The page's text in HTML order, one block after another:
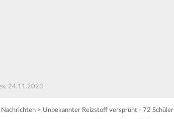
24.11.2023
Nachrichten > Unbekannter Reizstoff versprüht - 72